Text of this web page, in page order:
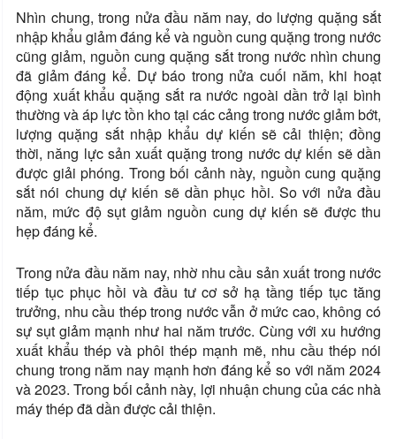
Nhìn chung, trong nửa đầu năm nay, do lượng quặng sắt
nhập khẩu giảm đáng kể và nguồn cung quặng trong nước
cũng giảm, nguồn cung quặng sắt trong nước nhìn chung
đã giảm đáng kể. Dự báo trong nửa cuối năm, khi hoạt
động xuất khẩu quặng sắt ra nước ngoài dần trở lại bình
thường và áp lực tồn kho tại các cảng trong nước giảm bớt,
lượng quặng sắt nhập khẩu dự kiến ​​sẽ cải thiện; đồng
thời, năng lực sản xuất quặng trong nước dự kiến ​​sẽ dần
được giải phóng. Trong bối cảnh này, nguồn cung quặng
sắt nói chung dự kiến ​​sẽ dần phục hồi. So với nửa đầu
năm, mức độ sụt giảm nguồn cung dự kiến ​​sẽ được thu
hẹp đáng kể.
Trong nửa đầu năm nay, nhờ nhu cầu sản xuất trong nước
tiếp tục phục hồi và đầu tư cơ sở hạ tầng tiếp tục tăng
trưởng, nhu cầu thép trong nước vẫn ở mức cao, không có
sự sụt giảm mạnh như hai năm trước. Cùng với xu hướng
xuất khẩu thép và phôi thép mạnh mẽ, nhu cầu thép nói
chung trong năm nay mạnh hơn đáng kể so với năm 2024
và 2023. Trong bối cảnh này, lợi nhuận chung của các nhà
máy thép đã dần được cải thiện.